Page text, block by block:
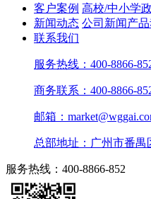
客户案例 高校/中小学
新闻动态 公司新闻产
联系我们
服务热线：400-8866-
商务联系：400-8866-
邮箱：
总部地址：广州市番禺
服务热线：400-8866-852